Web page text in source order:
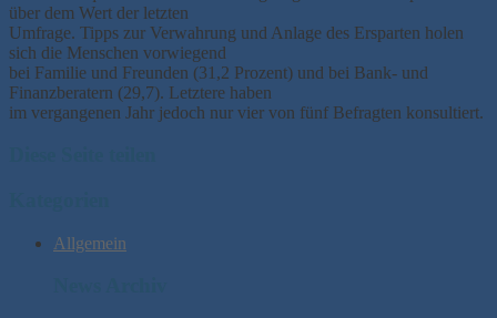
über dem Wert der letzten
Umfrage. Tipps zur Verwahrung und Anlage des Ersparten holen
sich die Menschen vorwiegend
bei Familie und Freunden (31,2 Prozent) und bei Bank- und
Finanzberatern (29,7). Letztere haben
im vergangenen Jahr jedoch nur vier von fünf Befragten konsultiert.
Allgemein